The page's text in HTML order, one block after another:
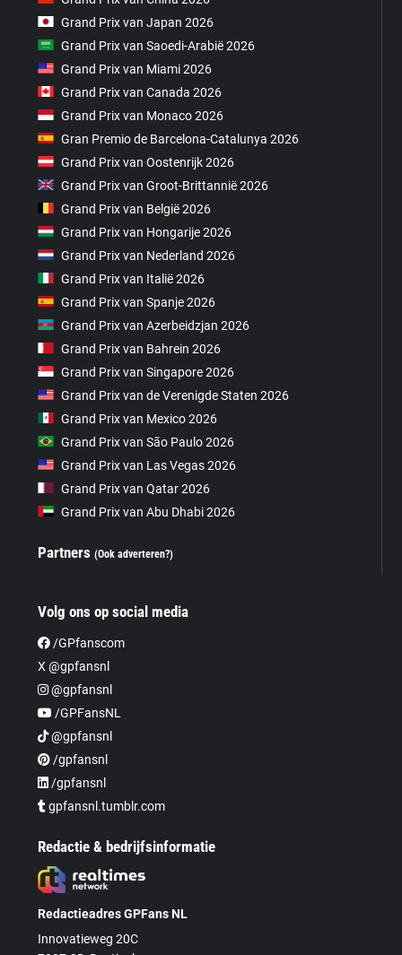
Grand Prix van Japan 2026
Grand Prix van Saoedi-Arabië 2026
Grand Prix van Miami 2026
Grand Prix van Canada 2026
Grand Prix van Monaco 2026
Gran Premio de Barcelona-Catalunya 2026
Grand Prix van Oostenrijk 2026
Grand Prix van Groot-Brittannië 2026
Grand Prix van België 2026
Grand Prix van Hongarije 2026
Grand Prix van Nederland 2026
Grand Prix van Italië 2026
Grand Prix van Spanje 2026
Grand Prix van Azerbeidzjan 2026
Grand Prix van Bahrein 2026
Grand Prix van Singapore 2026
Grand Prix van de Verenigde Staten 2026
Grand Prix van Mexico 2026
Grand Prix van São Paulo 2026
Grand Prix van Las Vegas 2026
Grand Prix van Qatar 2026
Grand Prix van Abu Dhabi 2026
Partners(Ook adverteren?)
Volg ons op social media
/GPfanscom
X @gpfansnl
@gpfansnl
/GPFansNL
@gpfansnl
/gpfansnl
/gpfansnl
gpfansnl.tumblr.com
Redactie & bedrijfsinformatie
Redactieadres GPFans NL
Innovatieweg 20C